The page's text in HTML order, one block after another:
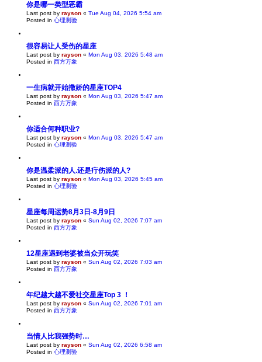
你是哪一类型恶霸
Last post by rayson « Tue Aug 04, 2026 5:54 am
Posted in 心理测验
很容易让人受伤的星座
Last post by rayson « Mon Aug 03, 2026 5:48 am
Posted in 西方万象
一生病就开始撒娇的星座TOP4
Last post by rayson « Mon Aug 03, 2026 5:47 am
Posted in 西方万象
你适合何种职业?
Last post by rayson « Mon Aug 03, 2026 5:47 am
Posted in 心理测验
你是温柔派的人.还是疔伤派的人?
Last post by rayson « Mon Aug 03, 2026 5:45 am
Posted in 心理测验
星座每周运势8月3日-8月9日
Last post by rayson « Sun Aug 02, 2026 7:07 am
Posted in 西方万象
12星座遇到老婆被当众开玩笑
Last post by rayson « Sun Aug 02, 2026 7:03 am
Posted in 西方万象
年纪越大越不爱社交星座Top 3 ！
Last post by rayson « Sun Aug 02, 2026 7:01 am
Posted in 西方万象
当情人比我强势时…
Last post by rayson « Sun Aug 02, 2026 6:58 am
Posted in 心理测验